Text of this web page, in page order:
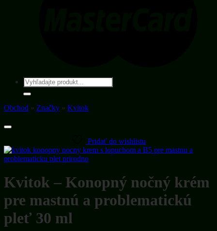
Hľadať:
Obchod » Značky » Kvitok
Pridať do wishlistu
Kvitok – Konopný nočný krém
pre mastnú a problematickú
pleť 30 ml